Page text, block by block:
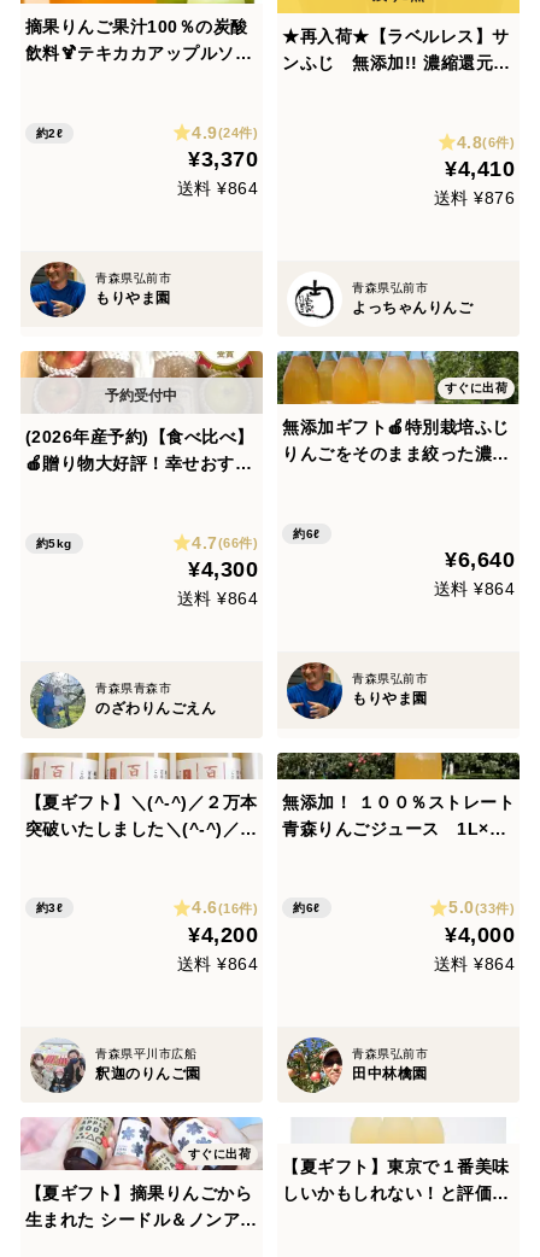
摘果りんご果汁100％の炭酸
飲料🍹テキカカアップルソー
元、御祝や御礼 【夏ギフト】
約2ℓ 4.9(24件)
¥3,370
送料 ¥864
青森県弘前市
もりやま園
★再入荷★【ラベルレス】サ
ンふじ 無添加!! 濃縮還元で
【ラベル・箱を低コストへ抑
えたお値段】無添加1ℓ×6本
4.8(6件)
¥4,410
送料 ¥876
青森県弘前市
よっちゃんりんご
(2026年産予約)【食べ比べ】
🍎贈り物大好評！幸せおすそ
0 リンゴ 果物 フルーツ 歳暮
約5kg 4.7(66件)
¥4,300
送料 ¥864
青森県青森市
のざわりんごえん
すぐに出荷
無添加ギフト🍎特別栽培ふじ
りんごをそのまま絞った濃い
汁 お届け希望日・熨斗対応
約6ℓ
¥6,640
送料 ¥864
青森県弘前市
もりやま園
【夏ギフト】＼(^-^)／２万本
突破いたしました＼(^-^)／
リットル 3本
約3ℓ 4.6(16件)
¥4,200
送料 ¥864
青森県平川市広船
釈迦のりんご園
無添加！ １００％ストレート
青森りんごジュース 1L×６
約6ℓ 5.0(33件)
¥4,000
送料 ¥864
青森県弘前市
田中林檎園
すぐに出荷
【夏ギフト】摘果りんごから
生まれた シードル＆ノンアル
【夏ギフト】東京で１番美味
しいかもしれない！と評価し